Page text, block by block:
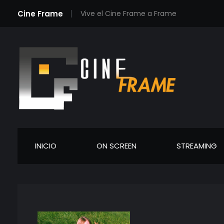
Cine Frame Vive el Cine Frame a Frame
INICIO ON SCREEN STREAMING